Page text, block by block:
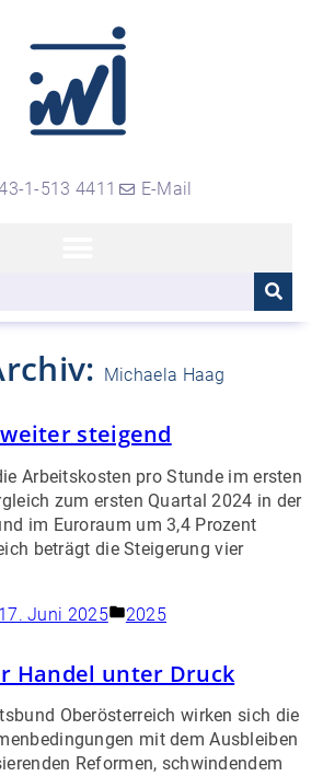
1-513 4411 E-Mail
Michaela Haag
steigend
Arbeitskosten pro Stunde im ersten
zum ersten Quartal 2024 in der
im Euroraum um 3,4 Prozent
beträgt die Steigerung vier
17. Juni 2025 2025
Handel unter Druck
Oberösterreich wirken sich die
mit dem Ausbleiben
Reformen, schwindendem